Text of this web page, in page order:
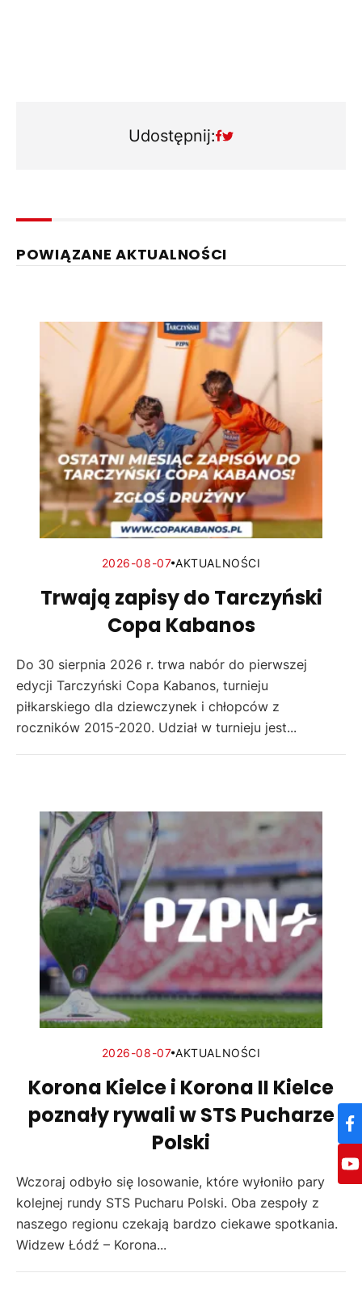
Udostępnij:
POWIĄZANE AKTUALNOŚCI
2026-08-07 AKTUALNOŚCI
Trwają zapisy do Tarczyński
Copa Kabanos
Do 30 sierpnia 2026 r. trwa nabór do pierwszej
edycji Tarczyński Copa Kabanos, turnieju
piłkarskiego dla dziewczynek i chłopców z
roczników 2015-2020. Udział w turnieju jest...
2026-08-07 AKTUALNOŚCI
Korona Kielce i Korona II Kielce
poznały rywali w STS Pucharze
Polski
Wczoraj odbyło się losowanie, które wyłoniło pary
kolejnej rundy STS Pucharu Polski. Oba zespoły z
naszego regionu czekają bardzo ciekawe spotkania.
Widzew Łódź – Korona...